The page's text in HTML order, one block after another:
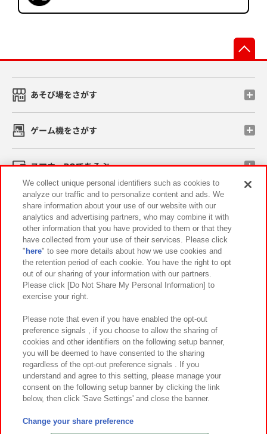
あそび場をさがす
ゲーム機をさがす
スマホ・PCであそぶ
イベント・キャンペーン
関連会社 サステナビリティ サイトポリシー
プライバシーポリシー ウェブアクセシビリティ方針と検証結果
お取引先さまとともに
カスタマーハラスメント対応方針 よくあるご質問・お問い合わせ
©Bandai Namco Amusement Inc.
©Bandai Namco Amusement Lab Inc.
We collect unique personal identifiers such as cookies to
analyze our traffic and to personalize content and ads. We
share information about your use of our website with our
analytics and advertising partners, who may combine it with
other information that you have provided to them or that they
have collected from your use of their services. Please click
" here" to see more details about how we use cookies and
the retention period of each cookie. You have the right to opt
out of our sharing of your information with our partners.
Please click [Do Not Share My Personal Information] to
exercise your right.
Please note that even if you have enabled the opt-out
preference signals , if you choose to allow the sharing of
cookies and other identifiers on the following setup banner,
you will be deemed to have consented to the sharing
regardless of the opt-out preference signals . If you
understand and agree to this setting, please manage your
consent on the following setup banner by clicking the link
below, then click 'Save Settings' and close the banner.
Change your share preference